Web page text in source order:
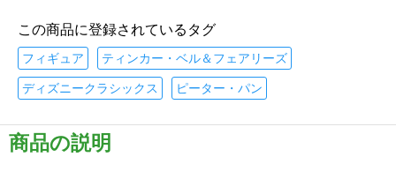
この商品に登録されているタグ
フィギュア ティンカー・ベル＆フェアリーズ
ディズニークラシックス ピーター・パン
商品の説明